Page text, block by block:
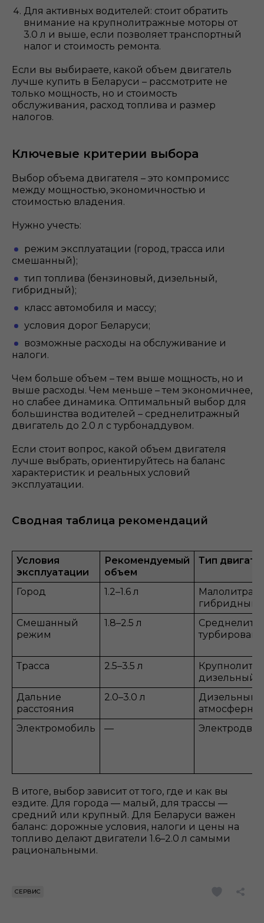
Для активных водителей: стоит обратить
внимание на крупнолитражные моторы от
3.0 л и выше, если позволяет транспортный
налог и стоимость ремонта.
Если вы выбираете, какой объем двигатель
лучше купить в Беларуси – рассмотрите не
только мощность, но и стоимость
обслуживания, расход топлива и размер
налогов.
Ключевые критерии выбора
Выбор объема двигателя – это компромисс
между мощностью, экономичностью и
стоимостью владения.
Нужно учесть:
режим эксплуатации (город, трасса или
смешанный);
тип топлива (бензиновый, дизельный,
гибридный);
класс автомобиля и массу;
условия дорог Беларуси;
возможные расходы на обслуживание и
налоги.
Чем больше объем – тем выше мощность, но и
выше расходы. Чем меньше – тем экономичнее,
но слабее динамика. Оптимальный выбор для
большинства водителей – среднелитражный
двигатель до 2.0 л с турбонаддувом.
Если стоит вопрос, какой объем двигателя
лучше выбрать, ориентируйтесь на баланс
характеристик и реальных условий
эксплуатации.
Сводная таблица рекомендаций
Условия
эксплуатации
Рекомендуемый
объем
Тип
Город 1.2–1.6 л
гибридный
Смешанный
режим
1.8–2.5 л
Трасса 2.5–3.5 л
дизельный
Дальние
расстояния
2.0–3.0 л
Дизельный,
Электромобиль
—
В итоге, выбор зависит от того, где и как вы
ездите. Для города — малый, для трассы —
средний или крупный. Для Беларуси важен
баланс: дорожные условия, налоги и цены на
топливо делают двигатели 1.6–2.0 л самыми
рациональными.
СЕРВИС